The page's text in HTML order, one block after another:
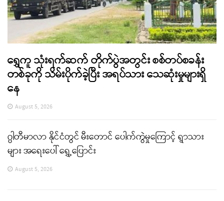
ရွှေကူ သုံးရက်ဆက် တိုက်ပွဲအတွင်း စစ်တပ်စခန်း
တစ်ခုကို သိမ်းပိုက်ခဲ့ပြီး အရပ်သား သေဆုံးမှုများရှိ
နေ
August 5, 2026
ဂွါတီမာလာ နိုင်ငံတွင် မီးတောင် ပေါက်ကွဲမှုကြောင့် ရွာသား
များ အရေးပေါ် ရွှေ့ပြောင်း
August 5, 2026